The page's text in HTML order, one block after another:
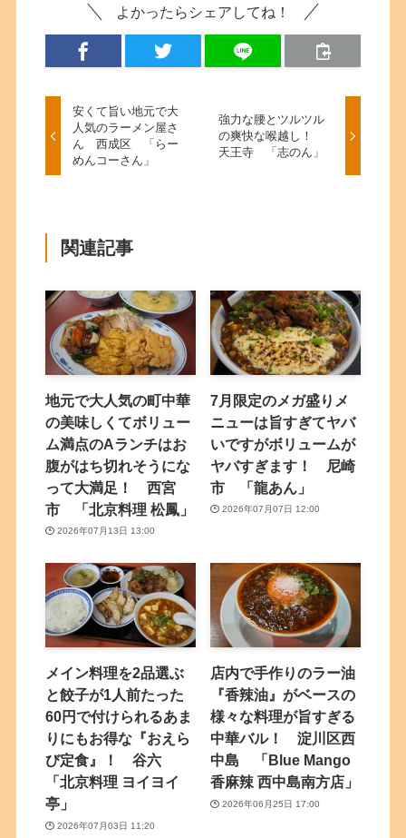
よかったらシェアしてね！
安くて旨い地元で大
人気のラーメン屋さ
ん 西成区 「らー
めんコーさん」
強力な腰とツルツル
の爽快な喉越し！
天王寺 「志のん」
関連記事
地元で大人気の町中華
の美味しくてボリュー
ム満点のAランチはお
腹がはち切れそうにな
って大満足！ 西宮
市 「北京料理 松鳳」
2026年07月13日 13:00
7月限定のメガ盛りメ
ニューは旨すぎてヤバ
いですがボリュームが
ヤバすぎます！ 尼崎
市 「龍あん」
2026年07月07日 12:00
メイン料理を2品選ぶ
と餃子が1人前たった
60円で付けられるあま
りにもお得な『おえら
び定食』！ 谷六
「北京料理 ヨイヨイ
亭」
2026年07月03日 11:20
店内で手作りのラー油
『香辣油』がベースの
様々な料理が旨すぎる
中華バル！ 淀川区西
中島 「Blue Mango
香麻辣 西中島南方店」
2026年06月25日 17:00